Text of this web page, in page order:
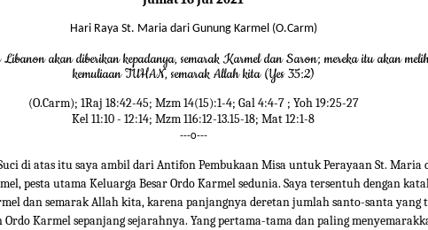
Hari Raya St. Maria dari Gunung Karmel (O.Carm)
akan diberikan kepadanya, semarak Karmel dan Saron; mereka itu akan
kemuliaan TUHAN, semarak Allah kita (Yes 35:2)
(O.Carm); 1Raj 18:42-45; Mzm 14(15):1-4; Gal 4:4-7 ; Yoh 19:25-27
Kel 11:10 - 12:14; Mzm 116:12-13.15-18; Mat 12:1-8
---o---
di atas itu saya ambil dari Antifon Pembukaan Misa untuk Perayaan St. Maria
pesta utama Keluarga Besar Ordo Karmel sedunia. Saya tersentuh dengan
dan semarak Allah kita, karena panjangnya deretan jumlah santo-santa yang
Karmel sepanjang sejarahnya. Yang pertama-tama dan paling